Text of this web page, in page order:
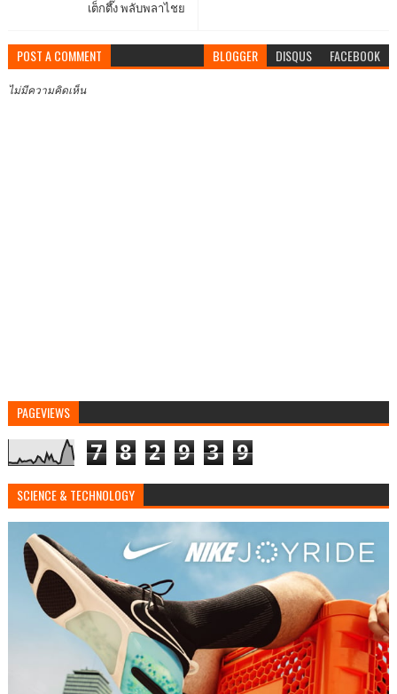
เต็กตึ๊ง พลับพลาไชย
POST A COMMENT BLOGGER DISQUS FACEBOOK
ไม่มีความคิดเห็น
PAGEVIEWS
7 8 2 9 3 9
SCIENCE & TECHNOLOGY